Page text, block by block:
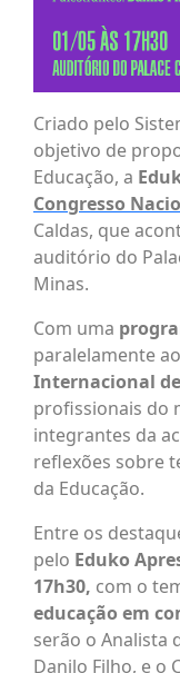
Criado pelo
objetivo de
Educação, a
Congresso
Caldas, que
auditório do
Minas.
Com uma
paralelamente ao
Internacional de
profissionais do
integrantes da
reflexões sobre
da Educação.
Entre os
pelo Eduko
17h30, com o
educação em
serão o Analista
Danilo Filho, e o